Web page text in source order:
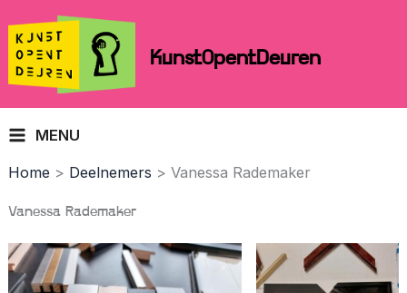
content
KunstOpentDeuren
MENU
Home Deelnemers Vanessa Rademaker
Vanessa Rademaker